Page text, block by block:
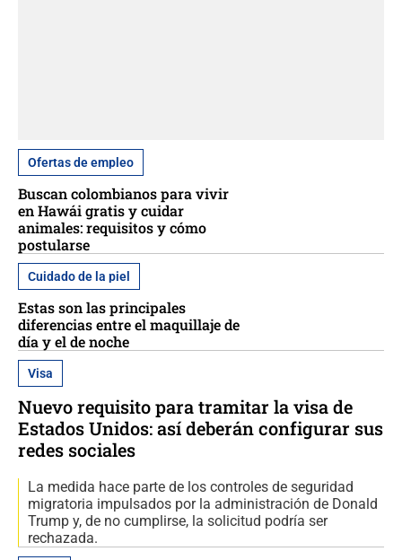
Ofertas de empleo
Buscan colombianos para vivir
en Hawái gratis y cuidar
animales: requisitos y cómo
postularse
Cuidado de la piel
Estas son las principales
diferencias entre el maquillaje de
día y el de noche
Visa
Nuevo requisito para tramitar la visa de
Estados Unidos: así deberán configurar sus
redes sociales
La medida hace parte de los controles de seguridad
migratoria impulsados por la administración de Donald
Trump y, de no cumplirse, la solicitud podría ser
rechazada.